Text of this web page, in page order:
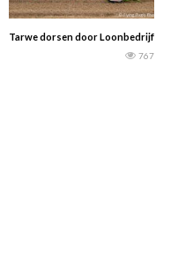
van melkveebedrijf De Vosseboer
Tarwe dorsen door Loonbedrijf De Regt
767
in Garderen met een Claas Arion